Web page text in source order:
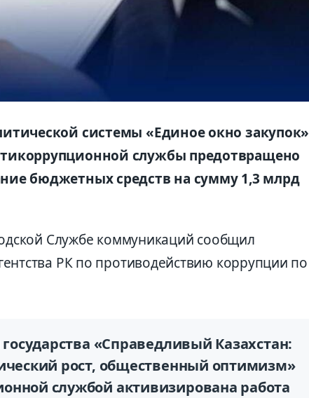
системы «Единое окно закупок»
службы предотвращено
бюджетных средств на сумму 1,3 млрд
Службе коммуникаций сообщил
РК по противодействию коррупции по
«Справедливый Казахстан:
рост, общественный оптимизм»
службой активизирована работа